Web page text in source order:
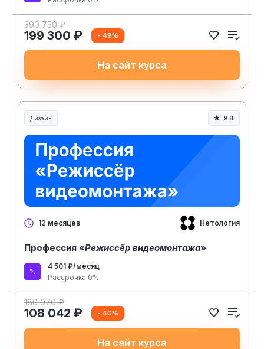
390 750 ₽
199 300 ₽ - 49%
На сайт курса
Дизайн 9.8
12 месяцев Нетология
Профессия «Режиссёр видеомонтажа»
4 501 ₽/месяц
Рассрочка 0%
180 070 ₽
108 042 ₽ - 40%
На сайт курса